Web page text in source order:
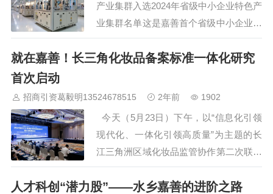
产业集群入选2024年省级中小企业特色产
业集群名单这是嘉善首个省级中小企业特
色产业集群 嘉善光电子器件产业集群以
光模组、光芯片、光传感器为主要产品，
科脉、金乙昌、华显光电等一批高成长性
息产业集聚区之一，…
就在嘉善！长三角化妆品备案标准一体化研究
首次启动
招商引资葛毅明13524678515 2年前 1902
今天（5月23日）下午，以“信息化引领
现代化、一体化引领高质量”为主题的长
江三角洲区域化妆品监管协作第二次联席
会议在嘉善县召开。浙江省药品监督管理
局从上海市药品监督管理局接过轮值“接
人才科创“潜力股”——水乡嘉善的进阶之路